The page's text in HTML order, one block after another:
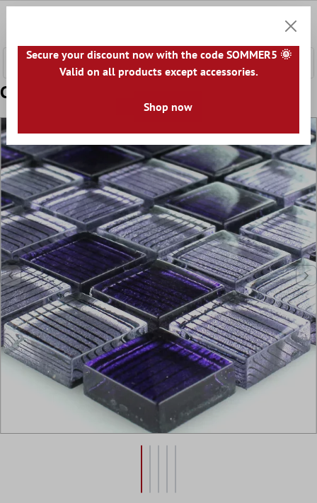
Campione Mosaico Vetro Porpora Mix
Secure your discount now with the code SOMMER5 🌞
Valid on all products except accessories.
Shop now